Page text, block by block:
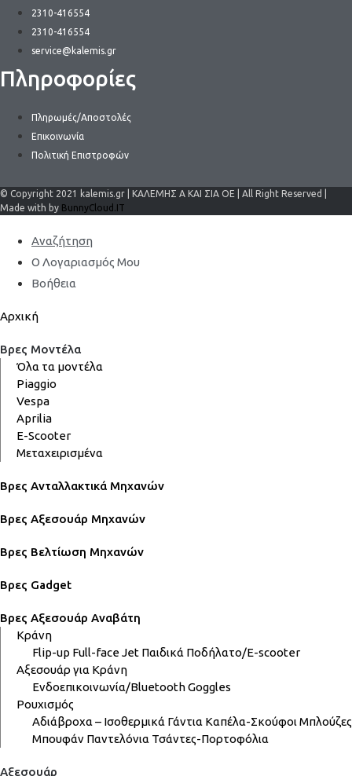
2310-416554
2310-416554
service@kalemis.gr
Πληροφορίες
Πληρωμές/Αποστολές
Επικοινωνία
Πολιτική Επιστροφών
© Copyright 2021 kalemis.gr | ΚΑΛΕΜΗΣ Α ΚΑΙ ΣΙΑ ΟΕ | All Right Reserved |
Made with by BunnyCloud.IT
Αναζήτηση
Ο Λογαριασμός Μου
Βοήθεια
Αρχική
Βρες Μοντέλα
Όλα τα μοντέλα
Piaggio
Vespa
Aprilia
E-Scooter
Μεταχειρισμένα
Βρες Ανταλλακτικά Μηχανών
Βρες Αξεσουάρ Μηχανών
Βρες Βελτίωση Μηχανών
Βρες Gadget
Βρες Αξεσουάρ Αναβάτη
Κράνη
Flip-up Full-faceJet Παιδικά Ποδήλατο/E-scooter
Αξεσουάρ για Κράνη
Ενδοεπικοινωνία/BluetoothGoggles
Ρουχισμός
Αδιάβροχα – Ισοθερμικά Γάντια Καπέλα-Σκούφοι Μπλούζες
Μπουφάν Παντελόνια Τσάντες-Πορτοφόλια
Αξεσουάρ